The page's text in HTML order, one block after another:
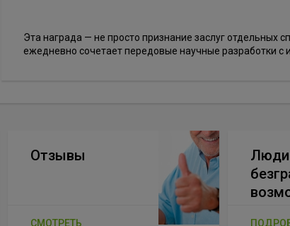
Эта награда — не просто признание заслуг отдельных
ежедневно сочетает передовые научные разработки
Отзывы
СМОТРЕТЬ
Люди